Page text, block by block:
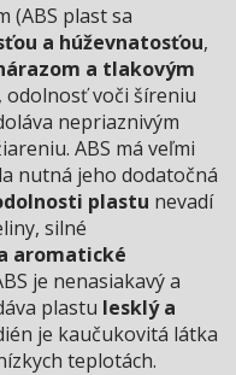
(ABS plast sa
a húževnatosťou,
a tlakovým
odolnosť voči šíreniu
nepriaznivým
ABS má veľmi
nutná jeho dodatočná
plastu nevadí
silné
aromatické
je nenasiakavý a
plastu lesklý a
je kaučukovitá látka
teplotách.